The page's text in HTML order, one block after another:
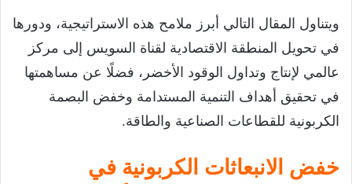
ويتناول المقال التالي أبرز ملامح هذه الاستراتيجية، ودورها
في تحويل المنطقة الاقتصادية لقناة السويس إلى مركز
عالمي لإنتاج وتداول الوقود الأخضر، فضلًا عن مساهمتها
في تحقيق أهداف التنمية المستدامة وخفض البصمة
الكربونية للقطاعات الصناعية والطاقة.
خفض الانبعاثات الكربونية في